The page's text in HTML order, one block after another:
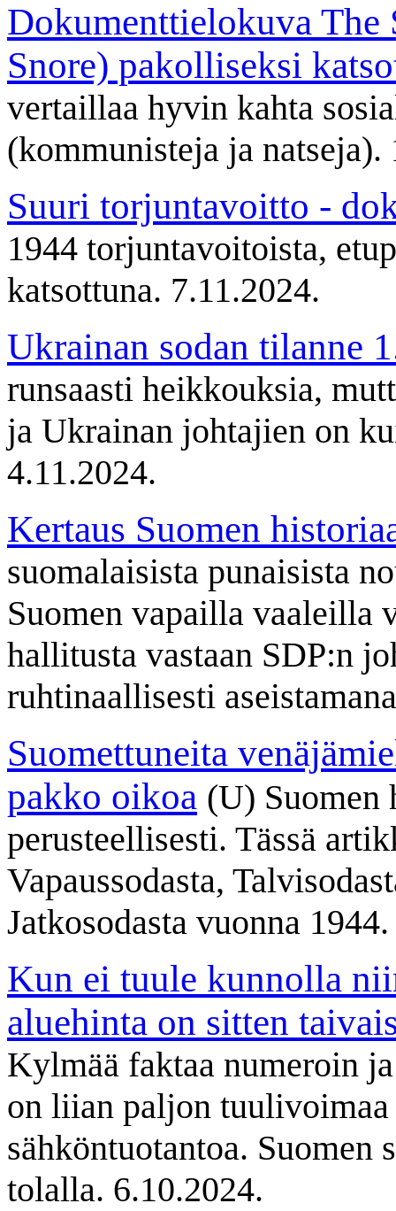
Dokumenttielokuva
Snore) pakolliseksi
vertaillaa hyvin kahta
(kommunisteja ja natseja).
Suuri torjuntavoitto -
1944 torjuntavoitoista,
katsottuna. 7.11.2024.
Ukrainan sodan tilanne
runsaasti heikkouksia,
ja Ukrainan johtajien on
4.11.2024.
Kertaus Suomen
suomalaisista punaisista
Suomen vapailla vaaleilla
hallitusta vastaan SDP:n
ruhtinaallisesti
Suomettuneita
pakko oikoa (U) Suomen
perusteellisesti. Tässä
Vapaussodasta,
Jatkosodasta vuonna
Kun ei tuule kunnolla
aluehinta on sitten
Kylmää faktaa numeroin
on liian paljon tuulivoimaa
sähköntuotantoa. Suomen
tolalla. 6.10.2024.